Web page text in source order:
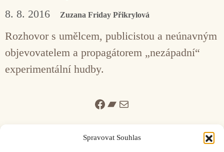
Spravovat Souhlas
8. 8. 2016 Zuzana Friday Přikrylová
Rozhovor s umělcem, publicistou a neúnavným
objevovatelem a propagátorem „nezápadní“
experimentální hudby.
Facebook
Bandcamp
Mail